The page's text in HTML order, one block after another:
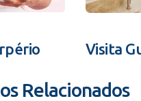
Visita
Relacionados